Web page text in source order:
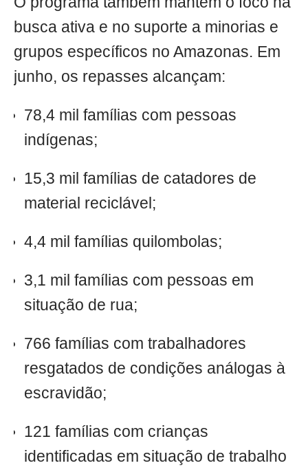
busca ativa e no suporte a minorias e
grupos específicos no Amazonas. Em
junho, os repasses alcançam:
78,4 mil famílias com pessoas
indígenas;
15,3 mil famílias de catadores de
material reciclável;
4,4 mil famílias quilombolas;
3,1 mil famílias com pessoas em
situação de rua;
766 famílias com trabalhadores
resgatados de condições análogas à
escravidão;
121 famílias com crianças
identificadas em situação de trabalho